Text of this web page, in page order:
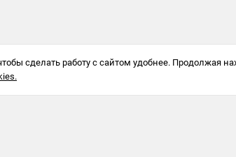
сделать работу с сайтом удобнее. Продолжая